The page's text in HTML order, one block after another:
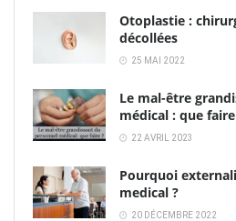
Otoplastie :
décollées
25 MAI 2022
Le mal-être
médical : que
22 AVRIL 2023
Pourquoi
medical ?
20 DÉCEMBRE 2022